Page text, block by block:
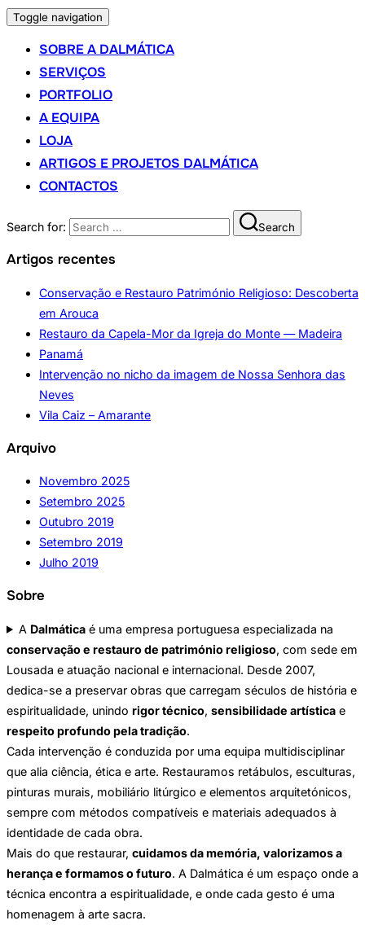
Toggle navigation
SOBRE A DALMÁTICA
SERVIÇOS
PORTFOLIO
A EQUIPA
LOJA
ARTIGOS E PROJETOS DALMÁTICA
CONTACTOS
Search for: Search
Artigos recentes
Conservação e Restauro Património Religioso: Descoberta
em Arouca
Restauro da Capela-Mor da Igreja do Monte — Madeira
Panamá
Intervenção no nicho da imagem de Nossa Senhora das
Neves
Vila Caiz – Amarante
Arquivo
Novembro 2025
Setembro 2025
Outubro 2019
Setembro 2019
Julho 2019
Sobre
A Dalmática é uma empresa portuguesa especializada na
conservação e restauro de património religioso, com sede em
Lousada e atuação nacional e internacional. Desde 2007,
dedica-se a preservar obras que carregam séculos de história e
espiritualidade, unindo rigor técnico, sensibilidade artística e
respeito profundo pela tradição.
Cada intervenção é conduzida por uma equipa multidisciplinar
que alia ciência, ética e arte. Restauramos retábulos, esculturas,
pinturas murais, mobiliário litúrgico e elementos arquitetónicos,
sempre com métodos compatíveis e materiais adequados à
identidade de cada obra.
Mais do que restaurar, cuidamos da memória, valorizamos a
herança e formamos o futuro. A Dalmática é um espaço onde a
técnica encontra a espiritualidade, e onde cada gesto é uma
homenagem à arte sacra.